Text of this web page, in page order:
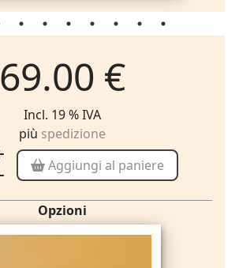
69.00 €
Incl. 19 % IVA
più spedizione
Aggiungi al paniere
Opzioni